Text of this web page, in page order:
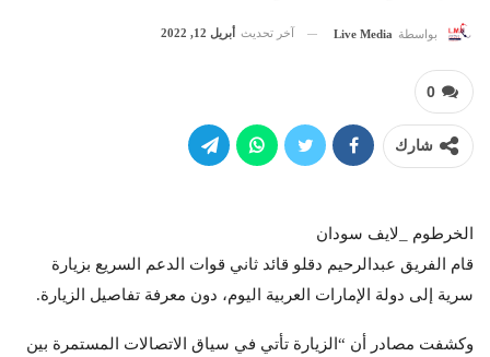
بواسطة Live Media آخر تحديث أبريل 12, 2022
0
شارك
الخرطوم _لايف سودان
قام الفريق عبدالرحيم دقلو قائد ثاني قوات الدعم السريع بزيارة
سرية إلى دولة الإمارات العربية اليوم، دون معرفة تفاصيل الزيارة.
وكشفت مصادر أن “الزيارة تأتي في سياق الاتصالات المستمرة بين